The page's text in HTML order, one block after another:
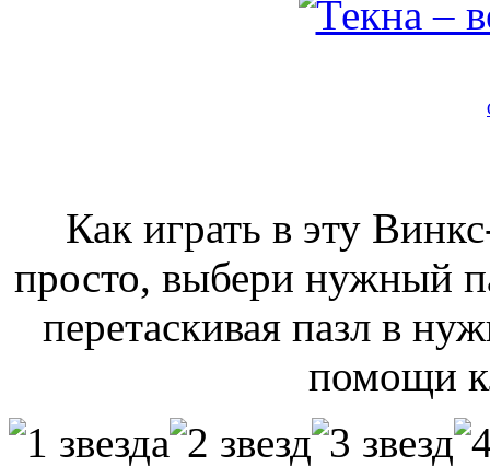
Как играть в эту
просто, выбери нужный
перетаскивая пазл в
помощи